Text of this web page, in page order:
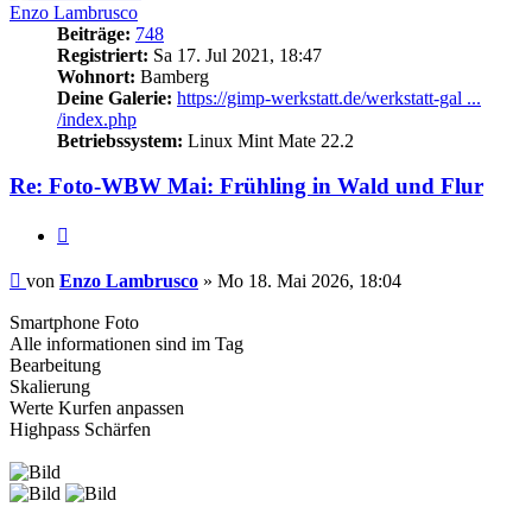
Enzo Lambrusco
Beiträge: 748
Registriert: Sa 17. Jul 2021, 18:47
Wohnort: Bamberg
Deine Galerie: https://gimp-werkstatt.de/werkstatt-gal ...
/index.php
Betriebssystem: Linux Mint Mate 22.2
Re: Foto-WBW Mai: Frühling in Wald und Flur
Beitrag
von Enzo Lambrusco » Mo 18. Mai 2026, 18:04
Smartphone Foto
Alle informationen sind im Tag
Bearbeitung
Skalierung
Werte Kurfen anpassen
Highpass Schärfen